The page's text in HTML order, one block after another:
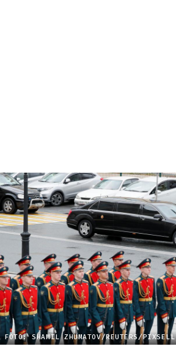
FOTO: SHAMIL ZHUMATOV/REUTERS/PIXSELL